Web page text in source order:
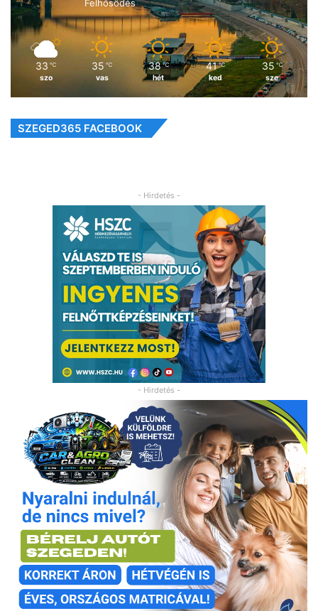
Felhősödés
33 ℃
szo
35 ℃
vas
38 ℃
hét
41 ℃
ked
35 ℃
sze
SZEGED365 FACEBOOK
- Hirdetés -
- Hirdetés -